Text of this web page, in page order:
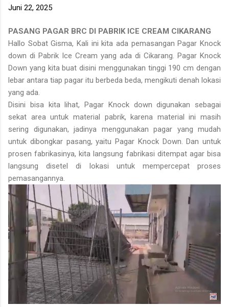
bahwa setiap proyek memiliki kebutuhan yang berbeda. Oleh
memberikan solusi terbaik melalui produk besi beton yang kuat,
tahan lama, memiliki kualitas terjamin, dan didukung oleh
layanan konsultasi serta pemasangan yang profesional.
Semoga informasi yang kami ...
Juni 22, 2025
PASANG PAGAR BRC DI PABRIK ICE CREAM CIKARANG
Hallo Sobat Gisma, Kali ini kita ada pemasangan Pagar Knock
down di Pabrik Ice Cream yang ada di Cikarang. Pagar Knock
Down yang kita buat disini menggunakan tinggi 190 cm dengan
lebar antara tiap pagar itu berbeda beda, mengikuti denah lokasi
yang ada.
Disini bisa kita lihat, Pagar Knock down digunakan sebagai
sekat area untuk material pabrik, karena material ini masih
sering digunakan, jadinya menggunakan pagar yang mudah
untuk dibongkar pasang, yaitu Pagar Knock Down. Dan untuk
prosen fabrikasinya, kita langsung fabrikasi ditempat agar bisa
langsung disetel di lokasi untuk mempercepat proses
pemasangannya.